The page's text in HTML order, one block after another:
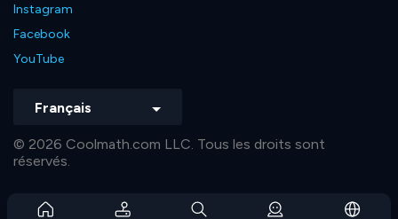
Instagram
Facebook
YouTube
Français
© 2026 Coolmath.com LLC. Tous les droits sont
réservés.